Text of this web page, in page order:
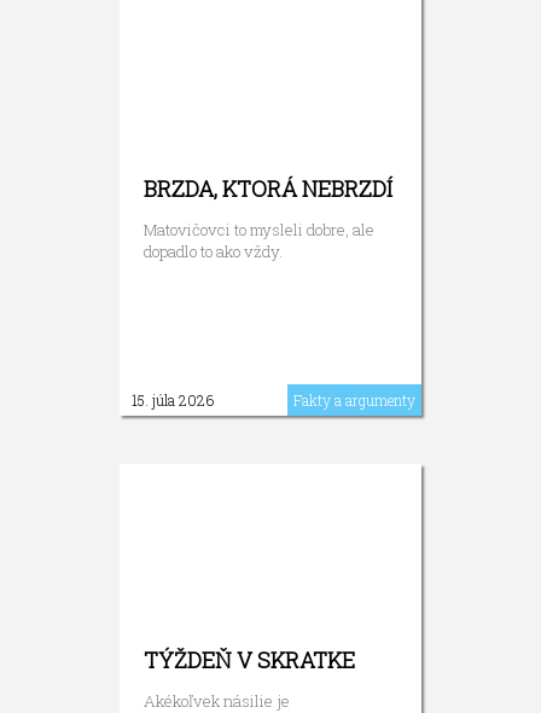
BRZDA, KTORÁ NEBRZDÍ
Matovičovci to mysleli dobre, ale
dopadlo to ako vždy.
15. júla 2026 Fakty a argumenty
TÝŽDEŇ V SKRATKE
Akékoľvek násilie je